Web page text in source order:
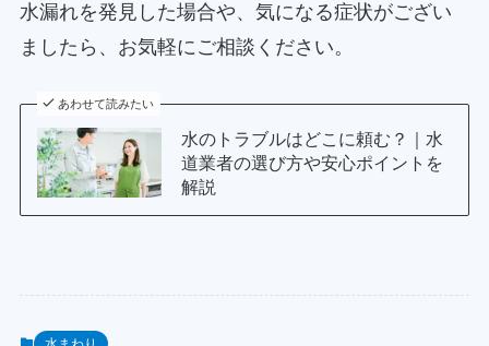
水漏れを発見した場合や、気になる症状がござい
ましたら、お気軽にご相談ください。
あわせて読みたい
水のトラブルはどこに頼む？｜水
道業者の選び方や安心ポイントを
解説